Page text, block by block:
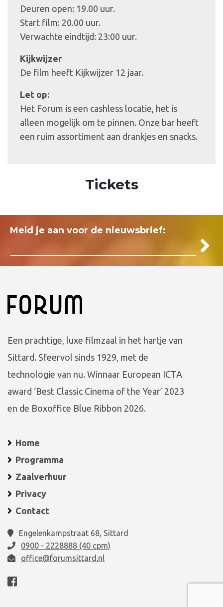
Deuren open: 19.00 uur.
Start film: 20.00 uur.
Verwachte eindtijd: 23:00 uur.
Kijkwijzer
De film heeft Kijkwijzer 12 jaar.
Let op:
Het Forum is een cashless locatie, het is
alleen mogelijk om te pinnen. Onze bar heeft
een ruim assortiment aan drankjes en snacks.
Tickets
Meld je aan voor de nieuwsbrief:
Een prachtige, luxe filmzaal in het hartje van
Sittard. Sfeervol sinds 1929, met de
technologie van nu. Winnaar European ICTA
award ‘Best Classic Cinema of the Year’ 2023
en de Boxoffice Blue Ribbon 2026.
Home
Programma
Zaalverhuur
Privacy
Contact
Engelenkampstraat 68, Sittard
0900 - 2228888 (40 cpm)
office@forumsittard.nl